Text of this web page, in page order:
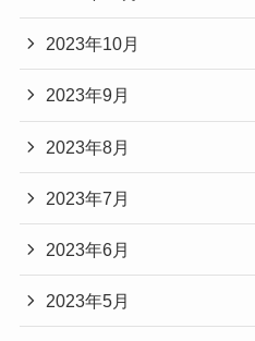
2023年10月
2023年9月
2023年8月
2023年7月
2023年6月
2023年5月